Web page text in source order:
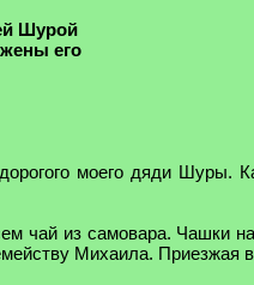
Шурой
жены его
моего дяди Шуры.
чай из самовара. Чашки
Михаила. Приезжая